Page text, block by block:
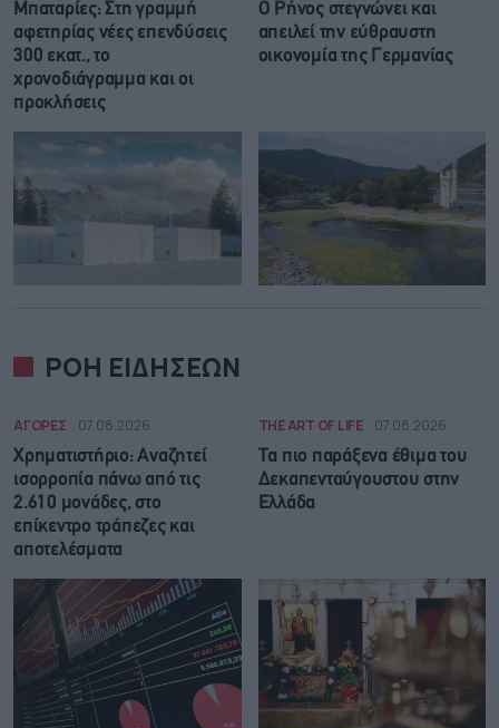
Μπαταρίες: Στη γραμμή
αφετηρίας νέες επενδύσεις
300 εκατ., το
χρονοδιάγραμμα και οι
προκλήσεις
Ο Ρήνος στεγνώνει και
απειλεί την εύθραυστη
οικονομία της Γερμανίας
ΡΟΗ ΕΙΔΗΣΕΩΝ
ΑΓΟΡΕΣ 07.08.2026
Χρηματιστήριο: Αναζητεί
ισορροπία πάνω από τις
2.610 μονάδες, στο
επίκεντρο τράπεζες και
αποτελέσματα
THE ART OF LIFE 07.08.2026
Τα πιο παράξενα έθιμα του
Δεκαπενταύγουστου στην
Ελλάδα